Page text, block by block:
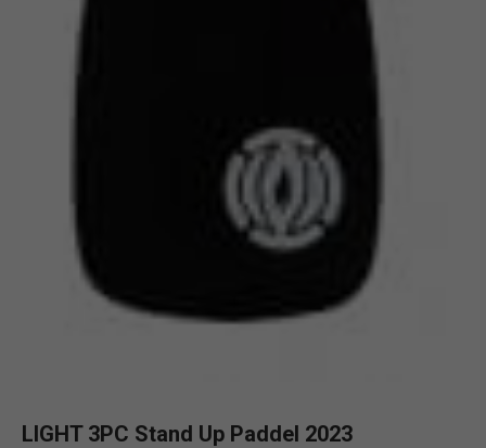
LIGHT 3PC Stand Up Paddel 2023